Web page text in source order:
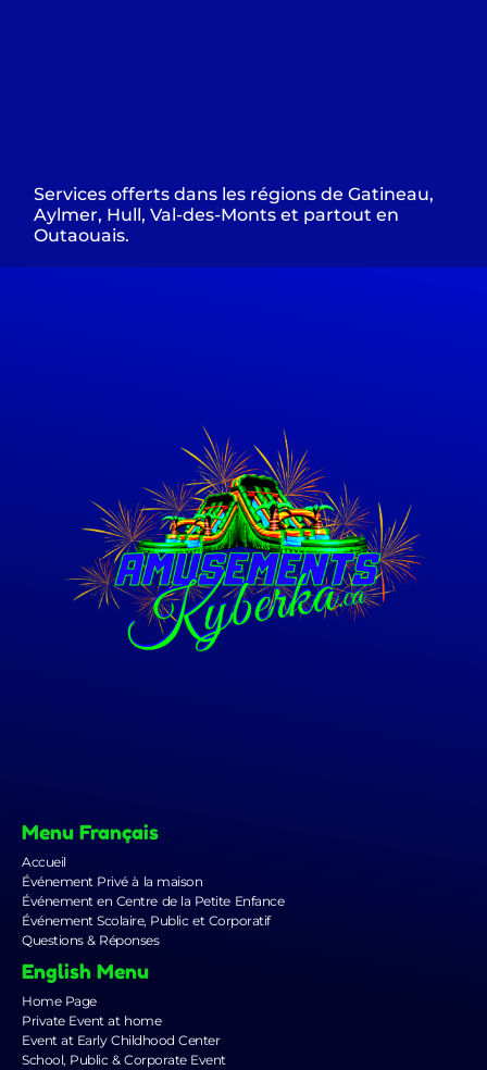
Services offerts dans les régions de Gatineau,
Aylmer, Hull, Val-des-Monts et partout en
Outaouais.
Menu Français
Accueil
Événement Privé à la maison
Événement en Centre de la Petite Enfance
Événement Scolaire, Public et Corporatif
Questions & Réponses
English Menu
Home Page
Private Event at home
Event at Early Childhood Center
School, Public & Corporate Event